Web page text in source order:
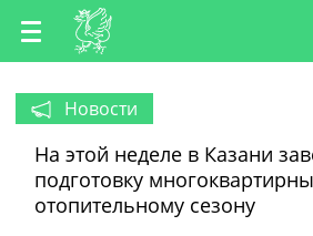
RU
EN
Новости
На этой неделе в Казани
подготовку
отопительному сезону